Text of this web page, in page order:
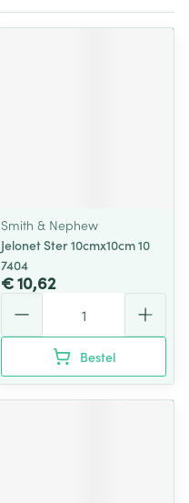
Smith & Nephew
Jelonet Ster 10cmx10cm 10
7404
€ 10,62
Bestel